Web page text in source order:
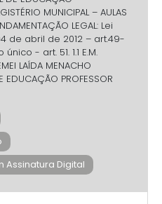
MUNICIPAL – AULAS
LEGAL: Lei
de abril de 2012 – art.49-
- art. 51. 1.1 E.M.
LAÍDA MENACHO
EDUCAÇÃO PROFESSOR
Assinatura Digital